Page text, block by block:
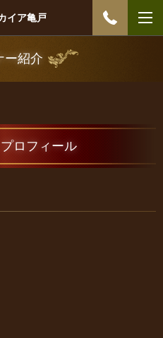
イア亀戸
ー紹介
ロフィール